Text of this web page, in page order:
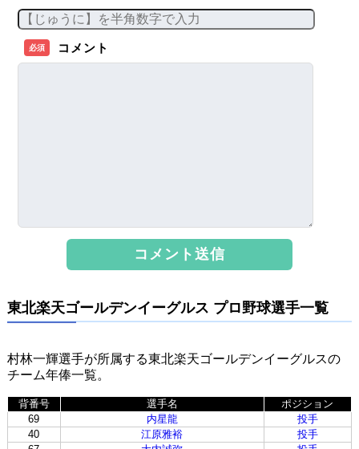
必須 コメント
東北楽天ゴールデンイーグルス プロ野球選手一覧
村林一輝選手が所属する東北楽天ゴールデンイーグルスの
チーム年俸一覧。
背番号 選手名
ポジション
69
内星龍
投手
40
江原雅裕
投手